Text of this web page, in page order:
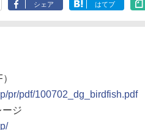
シェア はてブ
pr/pdf/100702_dg_birdfish.pdf
ジ